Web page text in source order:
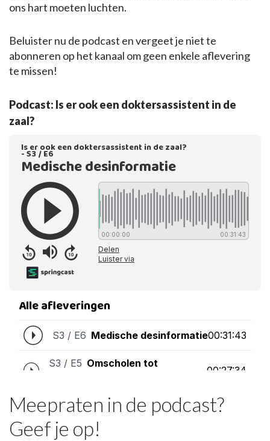
ons hart moeten luchten.
Beluister nu de podcast en vergeet je niet te
abonneren op het kanaal om geen enkele aflevering
te missen!
Podcast: Is er ook een doktersassistent in de
zaal?
Meepraten in de podcast?
Geef je op!